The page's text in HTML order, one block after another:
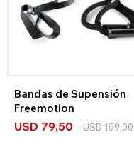
Bandas de Supensión
Freemotion
USD 79,50 USD159,00